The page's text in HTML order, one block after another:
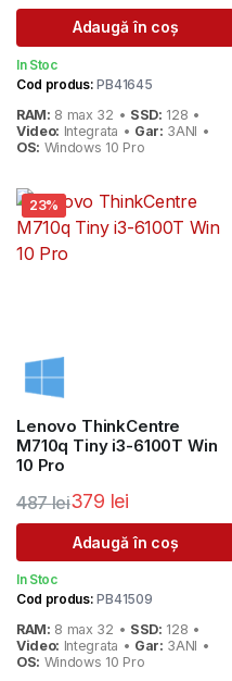
Prețul
inițial
a
1.092 lei.
Prețul
curent
este:
Adaugă în coș
In Stoc
Cod produs: PB41645
RAM: 8 max 32 • SSD: 128 •
Video: Integrata • Gar: 3ANI •
OS: Windows 10 Pro
23%
Lenovo ThinkCentre
M710q Tiny i3-6100T Win
10 Pro
487lei
Prețul
inițial
a
487 lei.
379 lei
Prețul
curent
este:
Adaugă în coș
In Stoc
Cod produs: PB41509
RAM: 8 max 32 • SSD: 128 •
Video: Integrata • Gar: 3ANI •
OS: Windows 10 Pro